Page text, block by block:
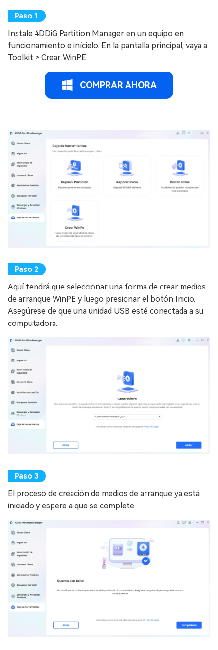
Instale 4DDiG Partition Manager en un equipo en
funcionamiento e inícielo. En la pantalla principal, vaya a
Toolkit > Crear WinPE.
COMPRAR AHORA
Aquí tendrá que seleccionar una forma de crear medios
de arranque WinPE y luego presionar el botón Inicio.
Asegúrese de que una unidad USB esté conectada a su
computadora.
El proceso de creación de medios de arranque ya está
iniciado y espere a que se complete.